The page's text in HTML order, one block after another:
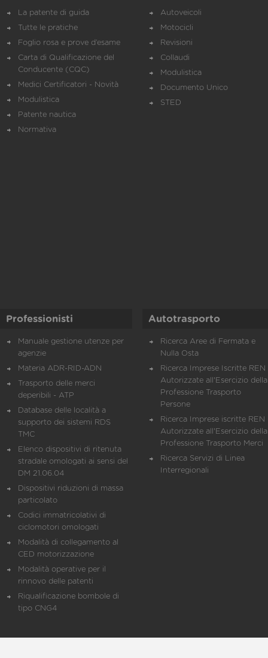
La patente di guida
Tutte le pratiche
Foglio rosa e prove d’esame
Carta di Qualificazione del
Conducente (CQC)
Medici Certificatori - Novità
Modulistica
Patente nautica
Normativa
Autoveicoli
Motocicli
Revisioni
Collaudi
Modulistica
Documento Unico
STED
Professionisti
Manuale gestione utenze per
agenzie
Materia ADR-RID-ADN
Trasporto delle merci
deperibili - ATP
Database delle località a
supporto dei sistemi RDS
TMC
Elenco dispositivi di ritenuta
stradale omologati ai sensi del
DM 21.06.04
Dispositivi riduzioni di massa
particolato
Codici immatricolativi di
ciclomotori omologati
Modalità di collegamento al
CED motorizzazione
Modalità operative per il
rinnovo delle patenti
Riqualificazione bombole di
tipo CNG4
Autotrasporto
Ricerca Aree di Fermata e
Nulla Osta
Ricerca Imprese Iscritte REN
Autorizzate all'Esercizio della
Professione Trasporto
Persone
Ricerca Imprese iscritte REN
Autorizzate all'Esercizio della
Professione Trasporto Merci
Ricerca Servizi di Linea
Interregionali